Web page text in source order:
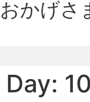
おかげさ
Day: